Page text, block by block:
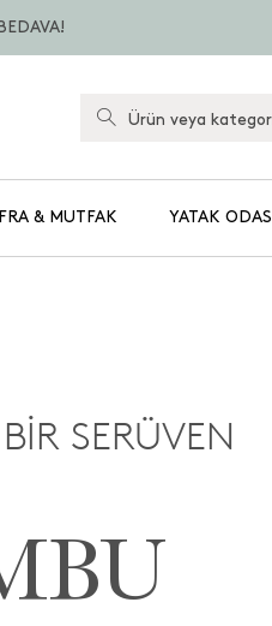
& MUTFAK YATAK ODASI
SERÜVEN